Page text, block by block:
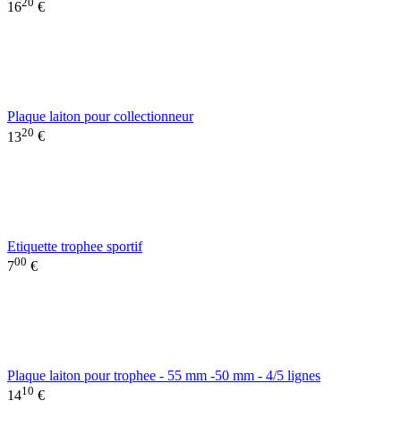
16
€
Plaque laiton pour collectionneur
1320 €
Etiquette trophee sportif
700 €
Plaque laiton pour trophee - 55 mm -50 mm - 4/5 lignes
1410 €